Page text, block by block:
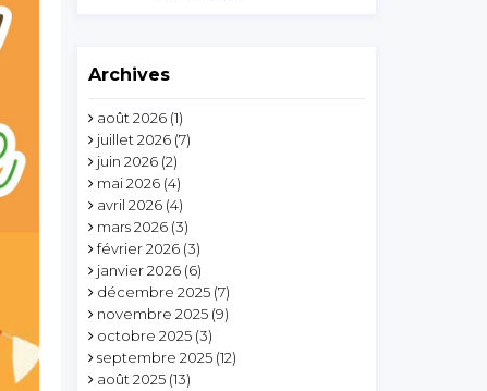
Archives
août 2026 (1)
juillet 2026 (7)
juin 2026 (2)
mai 2026 (4)
avril 2026 (4)
mars 2026 (3)
février 2026 (3)
janvier 2026 (6)
décembre 2025 (7)
novembre 2025 (9)
octobre 2025 (3)
septembre 2025 (12)
août 2025 (13)